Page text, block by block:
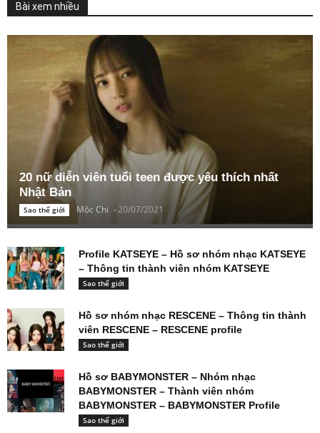
Bài xem nhiều
20 nữ diễn viên tuổi teen được yêu thích nhất
Nhật Bản
Sao thế giới Mộc Chi -20/07/2021
Profile KATSEYE – Hồ sơ nhóm nhạc KATSEYE
– Thông tin thành viên nhóm KATSEYE
Sao thế giới
Hồ sơ nhóm nhạc RESCENE – Thông tin thành
viên RESCENE – RESCENE profile
Sao thế giới
Hồ sơ BABYMONSTER – Nhóm nhạc
BABYMONSTER – Thành viên nhóm
BABYMONSTER – BABYMONSTER Profile
Sao thế giới